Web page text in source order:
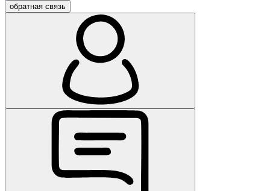
обратная связь